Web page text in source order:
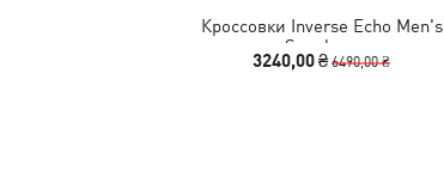
Кроссовки Inverse Echo Men's
Sneakers
3240,00 ₴6490,00 ₴